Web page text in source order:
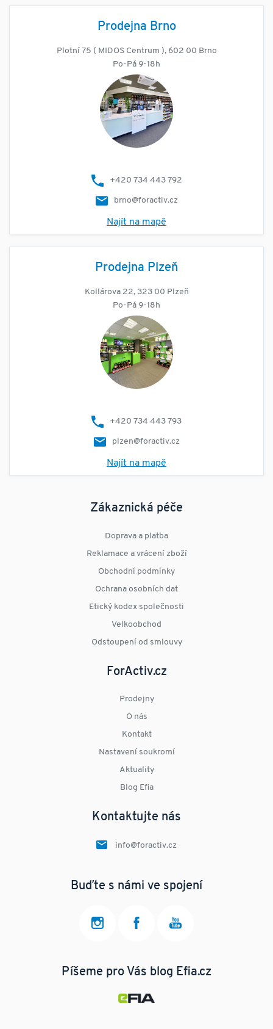
Prodejna Brno
Plotní 75 ( MIDOS Centrum ), 602 00 Brno
Po-Pá 9-18h
+420 734 443 792
brno@foractiv.cz
Najít na mapě
Prodejna Plzeň
Kollárova 22, 323 00 Plzeň
Po-Pá 9-18h
+420 734 443 793
plzen@foractiv.cz
Najít na mapě
Zákaznická péče
Doprava a platba
Reklamace a vrácení zboží
Obchodní podmínky
Ochrana osobních dat
Etický kodex společnosti
Velkoobchod
Odstoupení od smlouvy
ForActiv.cz
Prodejny
O nás
Kontakt
Nastavení soukromí
Aktuality
Blog Efia
Kontaktujte nás
info@foractiv.cz
Buďte s námi ve spojení
Píšeme pro Vás blog Efia.cz